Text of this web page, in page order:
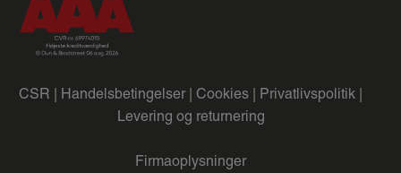
CSR | Handelsbetingelser | Cookies | Privatlivspolitik |
Levering og returnering
Firmaoplysninger